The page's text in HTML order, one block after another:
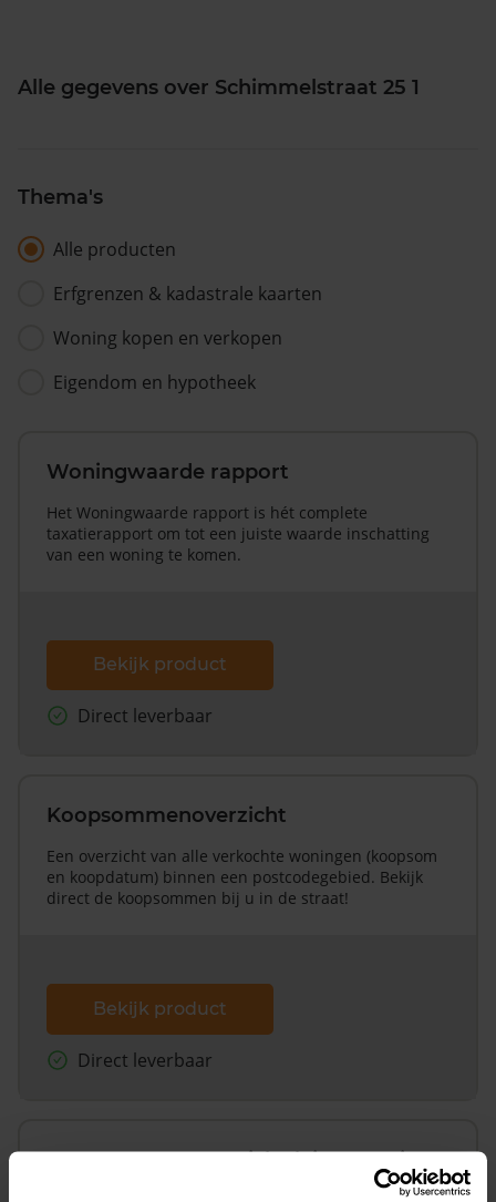
Alle gegevens over Schimmelstraat 25 1
Thema's
Alle producten
Erfgrenzen & kadastrale kaarten
Woning kopen en verkopen
Eigendom en hypotheek
Woningwaarde rapport
Het Woningwaarde rapport is hét complete
taxatierapport om tot een juiste waarde inschatting
van een woning te komen.
Bekijk product
Direct leverbaar
Koopsommenoverzicht
Een overzicht van alle verkochte woningen (koopsom
en koopdatum) binnen een postcodegebied. Bekijk
direct de koopsommen bij u in de straat!
Bekijk product
Direct leverbaar
Koopsommenoverzicht (1 jaar gratis